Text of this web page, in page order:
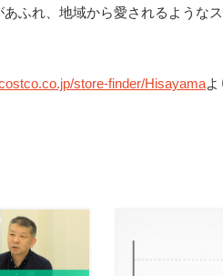
ふれ、地域から愛されるような
store-finder/Hisayamaよ